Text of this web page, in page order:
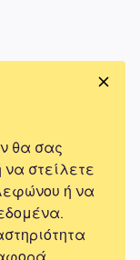
θα σας
στείλετε
ή να